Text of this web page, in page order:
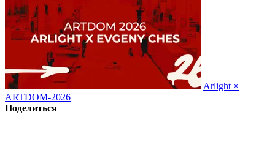
Arlight ×
ARTDOM-2026
Поделиться